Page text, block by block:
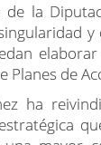
de la
Planes de
ha